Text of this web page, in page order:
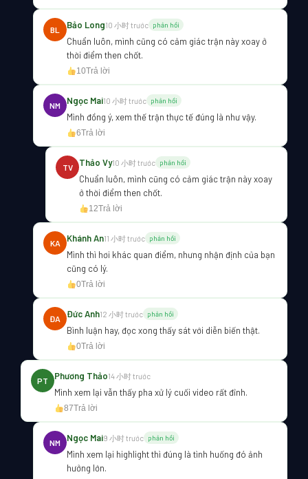
BL Bảo Long10 小时 trước phản hồi
Chuẩn luôn, mình cũng có cảm giác trận này xoay ở
thời điểm then chốt.
10Trả lời
NM Ngọc Mai10 小时 trước phản hồi
Mình đồng ý, xem thế trận thực tế đúng là như vậy.
6Trả lời
TV Thảo Vy10 小时 trước phản hồi
Chuẩn luôn, mình cũng có cảm giác trận này xoay
ở thời điểm then chốt.
12Trả lời
KA Khánh An11 小时 trước phản hồi
Mình thì hơi khác quan điểm, nhưng nhận định của bạn
cũng có lý.
0Trả lời
ĐA Đức Anh12 小时 trước phản hồi
Bình luận hay, đọc xong thấy sát với diễn biến thật.
0Trả lời
PT Phương Thảo14 小时 trước
Mình xem lại vẫn thấy pha xử lý cuối video rất đỉnh.
87Trả lời
NM Ngọc Mai9 小时 trước phản hồi
Mình xem lại highlight thì đúng là tình huống đó ảnh
hưởng lớn.